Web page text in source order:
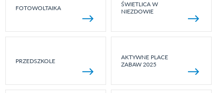
FOTOWOLTAIKA
ŚWIETLICA W
NIEZDOWIE
PRZEDSZKOLE
AKTYWNE PLACE
ZABAW 2025